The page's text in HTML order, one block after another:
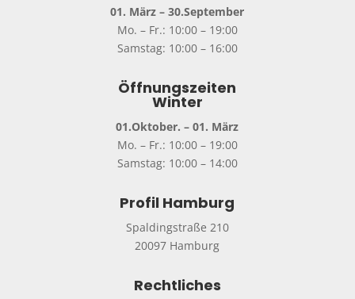
01. März – 30.September
Mo. – Fr.: 10:00 – 19:00
Samstag: 10:00 – 16:00
Öffnungszeiten
Winter
01.Oktober. – 01. März
Mo. – Fr.: 10:00 – 19:00
Samstag: 10:00 – 14:00
Profil Hamburg
Spaldingstraße 210
20097 Hamburg
Rechtliches